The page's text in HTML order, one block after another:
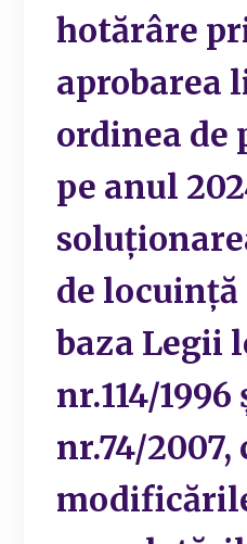
hotărâre
aprobarea
ordinea de
pe anul
de locuință
baza Legii
nr.114/1996
nr.74/2007,